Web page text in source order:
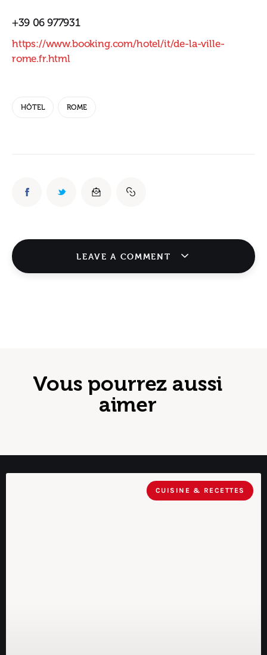
+39 06 977931
https://www.booking.com/hotel/it/de-la-ville-
rome.fr.html
HÔTEL ROME
LEAVE A COMMENT
Vous pourrez aussi
aimer
CUISINE & RECETTES